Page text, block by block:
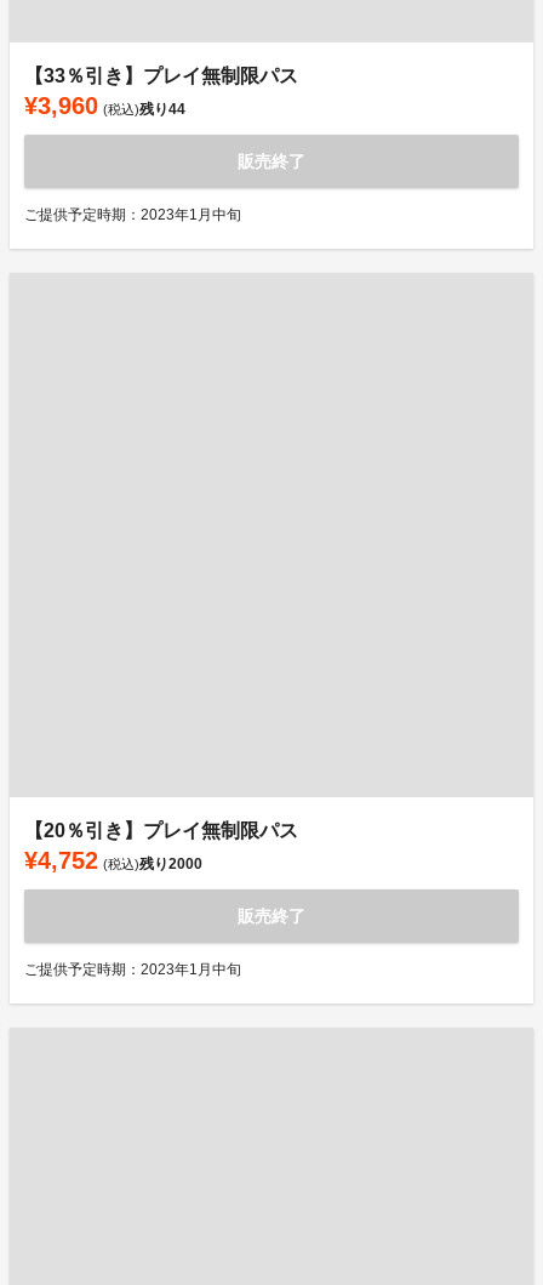
【33％引き】プレイ無制限パス
¥3,960 (税込)残り44
販売終了
ご提供予定時期：2023年1月中旬
【20％引き】プレイ無制限パス
¥4,752 (税込)残り2000
販売終了
ご提供予定時期：2023年1月中旬